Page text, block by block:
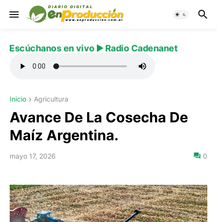
Escúchanos en vivo ▶️ Radio Cadenanet
Inicio Agricultura
Avance De La Cosecha De
Maíz Argentina.
mayo 17, 2026 0